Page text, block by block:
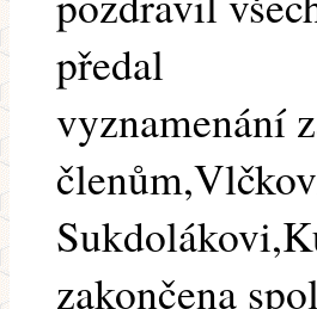
předal
vyznamenání
zakončena